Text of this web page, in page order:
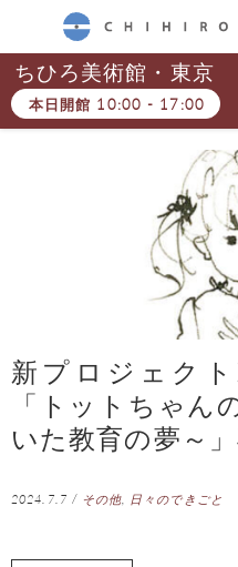
CHIHIRO ART MUSEUM
ちひろ美術館・東京
本日開館 10:00 - 17:00
新プロジェク
「トットちゃん
いた教育の夢～
2024.7.7 / その他, 日々のできごと